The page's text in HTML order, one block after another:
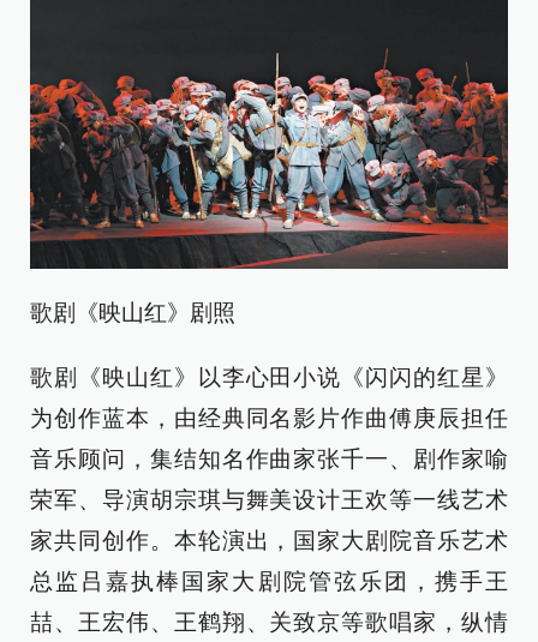
歌剧《映山红》剧照
歌剧《映山红》以李心田小说《闪闪的红星》
为创作蓝本，由经典同名影片作曲傅庚辰担任
音乐顾问，集结知名作曲家张千一、剧作家喻
荣军、导演胡宗琪与舞美设计王欢等一线艺术
家共同创作。本轮演出，国家大剧院音乐艺术
总监吕嘉执棒国家大剧院管弦乐团，携手王
喆、王宏伟、王鹤翔、关致京等歌唱家，纵情